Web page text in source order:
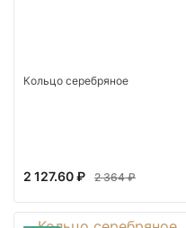
Кольцо серебряное
2 127.60 ₽ 2 364 ₽